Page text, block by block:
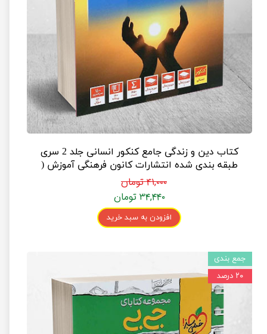
کتاب دین و زندگی جامع کنکور انسانی جلد 2 سری
طبقه بندی شده انتشارات کانون فرهنگی آموزش (
پاسخنامه )
۴۱,۰۰۰ تومان
۳۴,۴۴۰ تومان
افزودن به سبد خرید
جمع بندی
۲۰ درصد